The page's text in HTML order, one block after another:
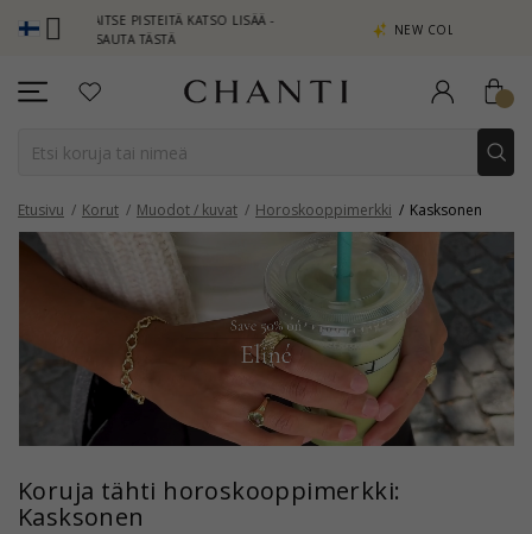
PISTEITÄ KATSO LISÄÄ -
TÄSTÄ
NEW COLLECTION | AURA
Etusivu Korut Muodot / kuvat Horoskooppimerkki Kasksonen
Koruja tähti horoskooppimerkki:
Kasksonen